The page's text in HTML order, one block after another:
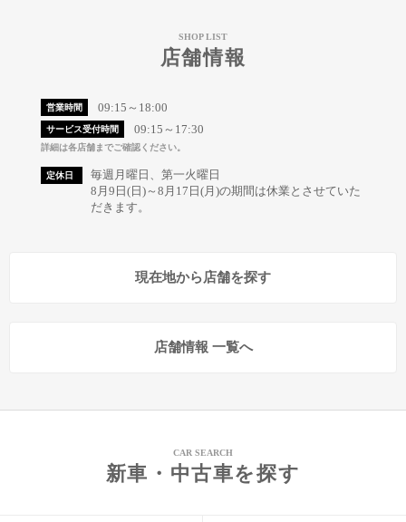
SHOP LIST
店舗情報
営業時間 09:15～18:00
サービス受付時間 09:15～17:30
詳細は各店舗までご確認ください。
定休日
毎週月曜日、第一火曜日
8月9日(日)～8月17日(月)の期間は休業とさせていた
だきます。
現在地から店舗を探す
店舗情報 一覧へ
CAR SEARCH
新車・中古車を探す